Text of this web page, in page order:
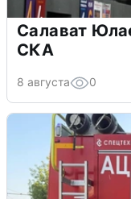
Салават
СКА
8 августа 0